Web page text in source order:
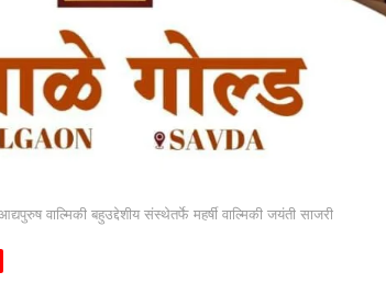
वाल्मिकी बहुउद्देशीय संस्थेतर्फे महर्षी वाल्मिकी जयंती साजरी